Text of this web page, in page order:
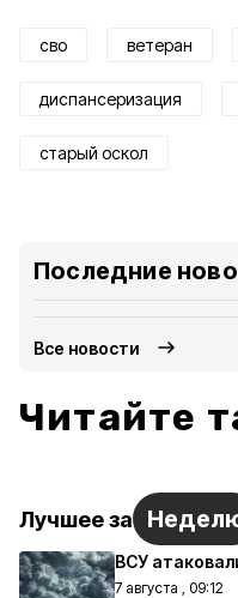
сво ветеран
диспансеризация
старый оскол
Последние
Все новости
Читайте
Лучшее за
ВСУ
7 августа , 09:12